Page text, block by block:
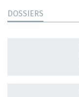
DOSSIERS